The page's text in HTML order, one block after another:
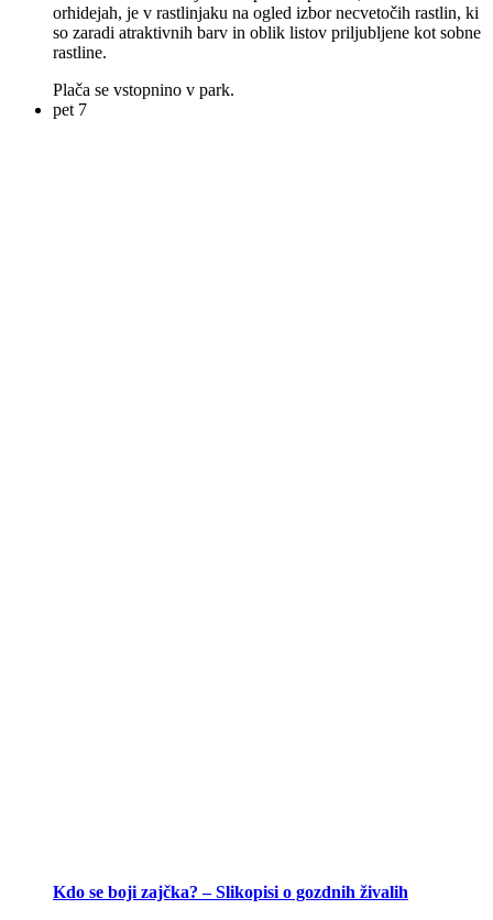
orhidejah, je v rastlinjaku na ogled izbor necvetočih rastlin, ki
so zaradi atraktivnih barv in oblik listov priljubljene kot sobne
rastline.
Plača se vstopnino v park.
pet 7
Kdo se boji zajčka? – Slikopisi o gozdnih živalih